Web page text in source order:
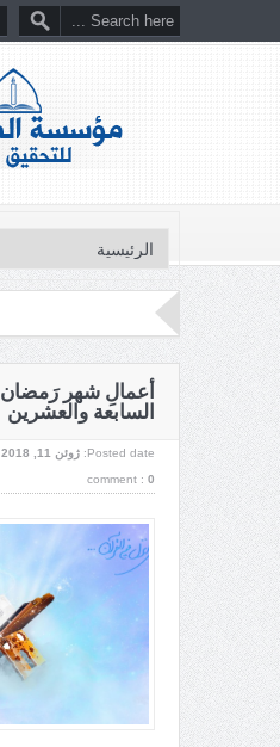
أعمالِ شهر رَمضان
السابعة والعشرين
Posted date: ژوئن 11, 2018
comment : 0